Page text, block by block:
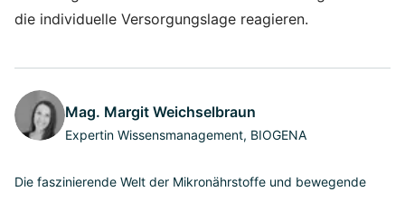
die individuelle Versorgungslage reagieren.
Mag. Margit Weichselbraun
Expertin Wissensmanagement, BIOGENA
Die faszinierende Welt der Mikronährstoffe und bewegende